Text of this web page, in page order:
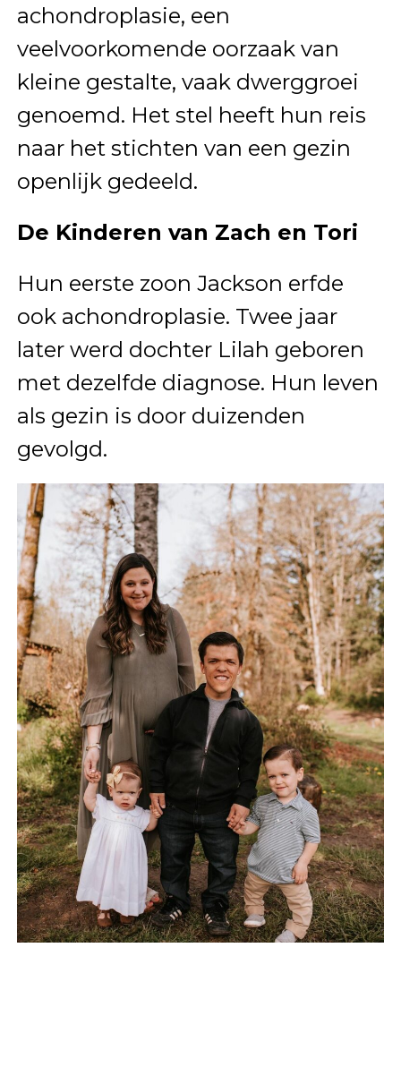
achondroplasie, een
veelvoorkomende oorzaak van
kleine gestalte, vaak dwerggroei
genoemd. Het stel heeft hun reis
naar het stichten van een gezin
openlijk gedeeld.
De Kinderen van Zach en Tori
Hun eerste zoon Jackson erfde
ook achondroplasie. Twee jaar
later werd dochter Lilah geboren
met dezelfde diagnose. Hun leven
als gezin is door duizenden
gevolgd.